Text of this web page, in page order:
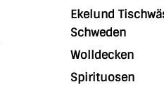
Ekelund
Schweden
Wolldecken
Spirituosen